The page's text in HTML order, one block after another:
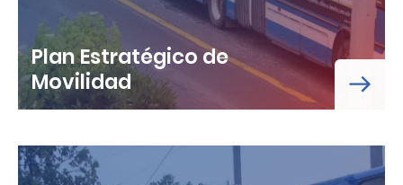
Plan Estratégico de
Movilidad